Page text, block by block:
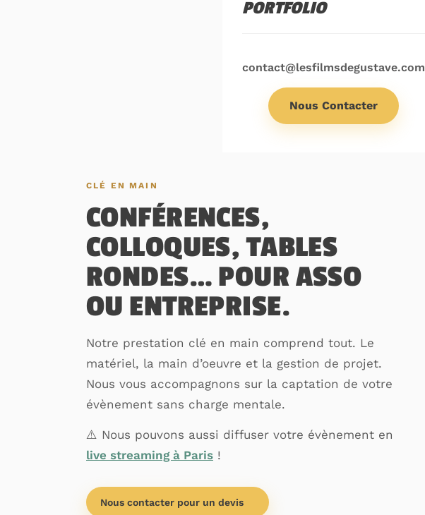
PORTFOLIO
contact@lesfilmsdegustave.com
Nous Contacter
CLÉ EN MAIN
CONFÉRENCES,
COLLOQUES, TABLES
RONDES… POUR ASSO
OU ENTREPRISE.
Notre prestation clé en main comprend tout. Le
matériel, la main d’oeuvre et la gestion de projet.
Nous vous accompagnons sur la captation de votre
évènement sans charge mentale.
⚠️ Nous pouvons aussi diffuser votre évènement en
live streaming à Paris !
Nous contacter pour un devis